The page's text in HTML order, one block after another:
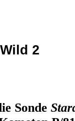
2
Sonde